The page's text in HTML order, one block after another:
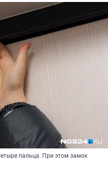
пальца. При этом замок